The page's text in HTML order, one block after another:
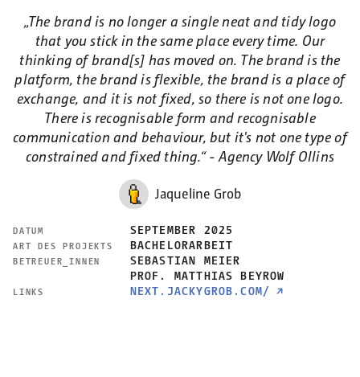
„The brand is no longer a single neat and tidy logo
that you stick in the same place every time. Our
thinking of brand[s] has moved on. The brand is the
platform, the brand is flexible, the brand is a place of
exchange, and it is not fixed, so there is not one logo.
There is recognisable form and recognisable
communication and behaviour, but it's not one type of
constrained and fixed thing.“ - Agency Wolf Ollins
Jaqueline Grob
DATUM SEPTEMBER 2025
ART DES PROJEKTS BACHELORARBEIT
BETREUER_INNEN
SEBASTIAN MEIER
PROF. MATTHIAS BEYROW
LINKS NEXT.JACKYGROB.COM/ ↗